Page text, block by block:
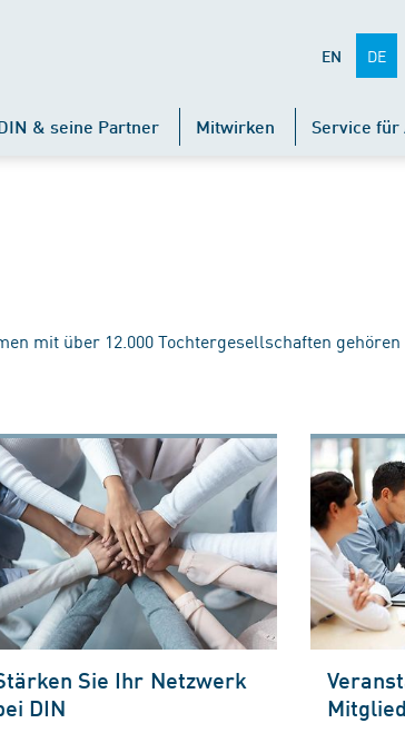
EN DE
& seine Partner Mitwirken Service für
mit über 12.000 Tochtergesellschaften
Sie Ihr Netzwerk
DIN